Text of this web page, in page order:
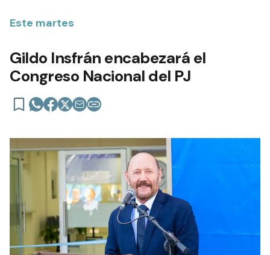
Este martes
Gildo Insfrán encabezará el
Congreso Nacional del PJ